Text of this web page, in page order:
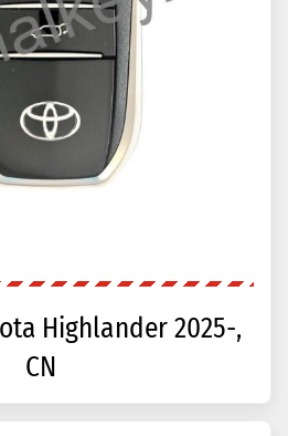
Highlander 2025-,
CN